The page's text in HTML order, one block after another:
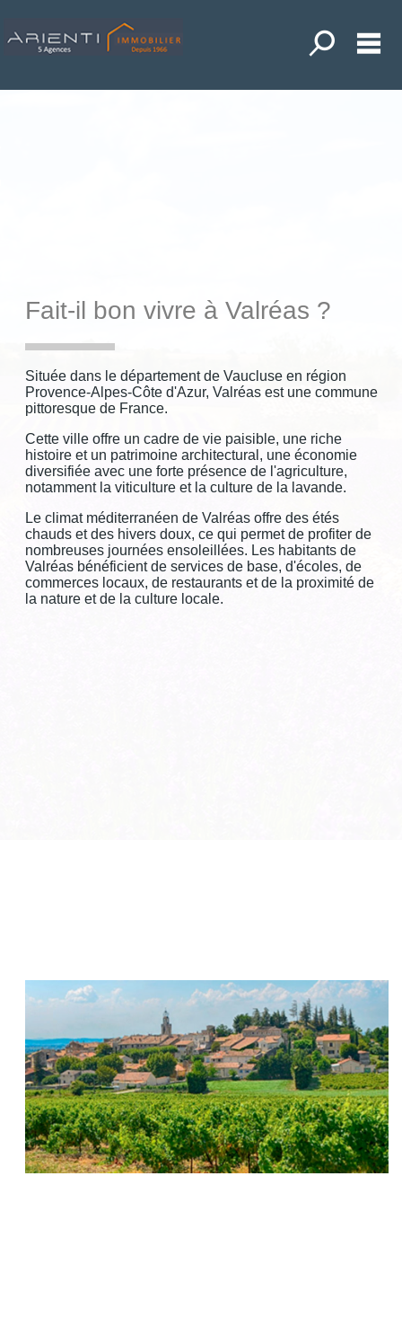
Toutes nos
ACCUEIL
DIEULEFIT
LA BEGUDE DE MAZENC
GRIGNAN-TAULIGNAN
VALREAS
CLÉON D'ANDRAN
CONTACT
Fait-il bon vivre à Valréas ?
Située dans le département de Vaucluse en région
Provence-Alpes-Côte d'Azur, Valréas est une commune
pittoresque de France.
Cette ville offre un cadre de vie paisible, une riche
histoire et un patrimoine architectural, une économie
diversifiée avec une forte présence de l'agriculture,
notamment la viticulture et la culture de la lavande.
Le climat méditerranéen de Valréas offre des étés
chauds et des hivers doux, ce qui permet de profiter de
nombreuses journées ensoleillées. Les habitants de
Valréas bénéficient de services de base, d'écoles, de
commerces locaux, de restaurants et de la proximité de
la nature et de la culture locale.